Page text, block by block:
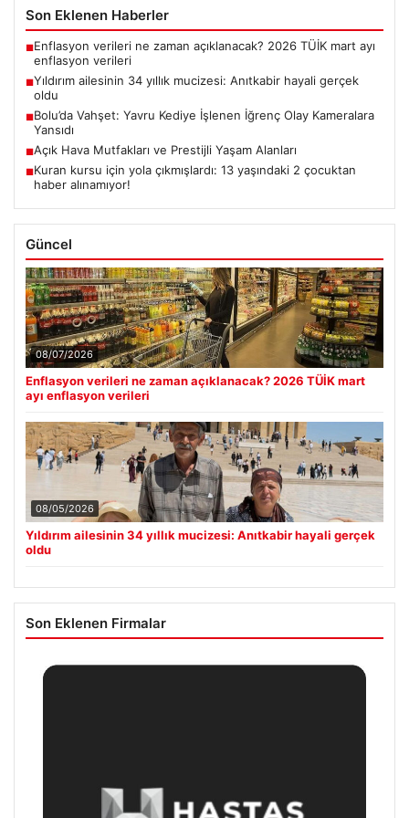
Son Eklenen Haberler
■Enflasyon verileri ne zaman açıklanacak? 2026 TÜİK mart ayı
enflasyon verileri
■Yıldırım ailesinin 34 yıllık mucizesi: Anıtkabir hayali gerçek
oldu
■Bolu’da Vahşet: Yavru Kediye İşlenen İğrenç Olay Kameralara
Yansıdı
■Açık Hava Mutfakları ve Prestijli Yaşam Alanları
■Kuran kursu için yola çıkmışlardı: 13 yaşındaki 2 çocuktan
haber alınamıyor!
Güncel
08/07/2026
Enflasyon verileri ne zaman açıklanacak? 2026 TÜİK mart
ayı enflasyon verileri
08/05/2026
Yıldırım ailesinin 34 yıllık mucizesi: Anıtkabir hayali gerçek
oldu
Son Eklenen Firmalar